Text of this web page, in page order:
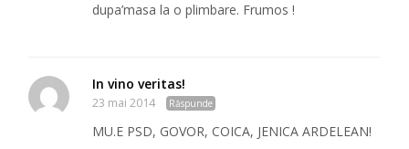
dupa’masa la o plimbare. Frumos !
In vino veritas!
23 mai 2014 Răspunde
MU.E PSD, GOVOR, COICA, JENICA ARDELEAN!